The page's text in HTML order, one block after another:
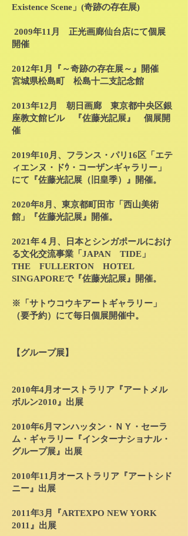
Existence Scene」(奇跡の存在展)
2009年11月 正光画廊仙台店にて個展
開催
2012年1月『～奇跡の存在展～』開催
宮城県松島町 松島十二支記念館
2013年12月 朝日画廊 東京都中央区銀
座教文館ビル 『佐藤光記展』 個展開
催
2019年10月、フランス・パリ16区「エテ
ィエンヌ・ドｳ・コーザンギャラリー」
にて『佐藤光記展（旧皇季）』開催。
2020年8月、東京都町田市「西山美術
館」『佐藤光記展』開催。
2021年４月、日本とシンガポールにおけ
る文化交流事業「JAPAN TIDE」
THE FULLERTON HOTEL
SINGAPOREで『佐藤光記展』開催。
※「サトウコウキアートギャラリー」
（要予約）にて毎日個展開催中。
【グループ展】
2010年4月オーストラリア『アートメル
ボルン2010』出展
2010年6月マンハッタン・ＮＹ・セーラ
ム・ギャラリー『インターナショナル・
グループ展』出展
2010年11月オーストラリア『アートシド
ニー』出展
2011年3月『ARTEXPO NEW YORK
2011』出展